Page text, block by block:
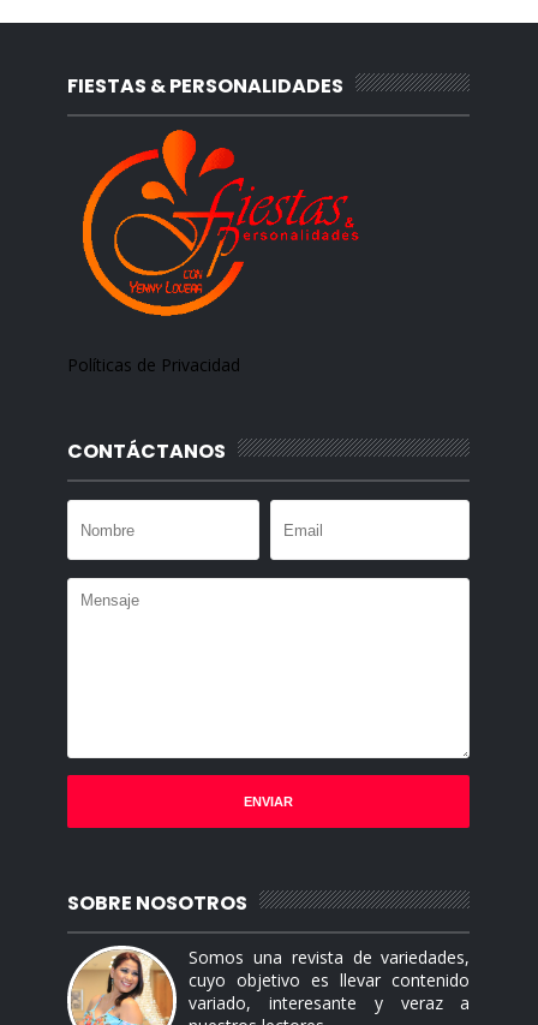
FIESTAS & PERSONALIDADES
Políticas de Privacidad
CONTÁCTANOS
SOBRE NOSOTROS
Somos una revista de variedades,
cuyo objetivo es llevar contenido
variado, interesante y veraz a